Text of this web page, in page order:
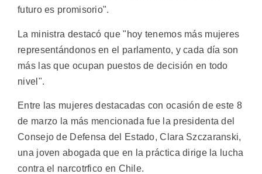
futuro es promisorio".
La ministra destacó que "hoy tenemos más mujeres
representándonos en el parlamento, y cada día son
más las que ocupan puestos de decisión en todo
nivel".
Entre las mujeres destacadas con ocasión de este 8
de marzo la más mencionada fue la presidenta del
Consejo de Defensa del Estado, Clara Szczaranski,
una joven abogada que en la práctica dirige la lucha
contra el narcotrfico en Chile.